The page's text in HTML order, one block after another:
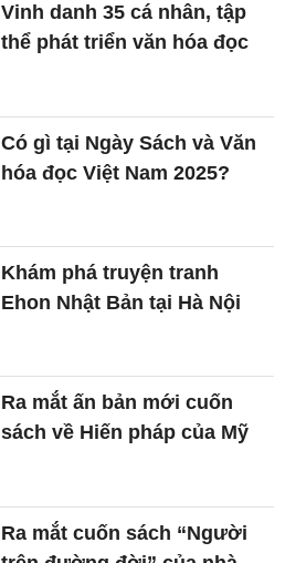
Vinh danh 35 cá nhân, tập
thể phát triển văn hóa đọc
Có gì tại Ngày Sách và Văn
hóa đọc Việt Nam 2025?
Khám phá truyện tranh
Ehon Nhật Bản tại Hà Nội
Ra mắt ấn bản mới cuốn
sách về Hiến pháp của Mỹ
Ra mắt cuốn sách “Người